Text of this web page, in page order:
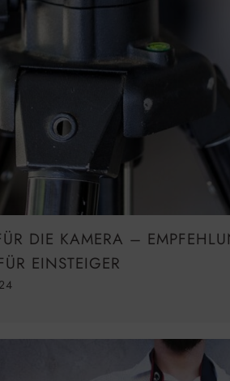
DIE KAMERA –
EINSTEIGER